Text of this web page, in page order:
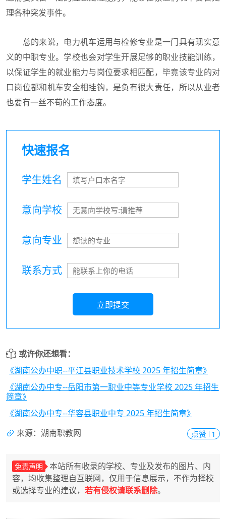
理各种突发事件。
总的来说，电力机车运用与检修专业是一门具有现实意
义的中职专业。学校也会对学生开展足够的职业技能训练，
以保证学生的就业能力与岗位要求相匹配，毕竟该专业的对
口岗位都和机车安全相挂钩，是负有很大责任，所以从业者
也要有一丝不苟的工作态度。
快速报名
学生姓名
意向学校
意向专业
联系方式
立即提交
或许你还想看：
《湖南公办中职--平江县职业技术学校 2025 年招生简章》
《湖南公办中专--岳阳市第一职业中等专业学校 2025 年招生
简章》
《湖南公办中专--华容县职业中专 2025 年招生简章》
来源：湖南职教网
点赞 1
免责声明
本站所有收录的学校、专业及发布的图片、内
容，均收集整理自互联网，仅用于信息展示，不作为择校
或选择专业的建议， 若有侵权请联系删除。